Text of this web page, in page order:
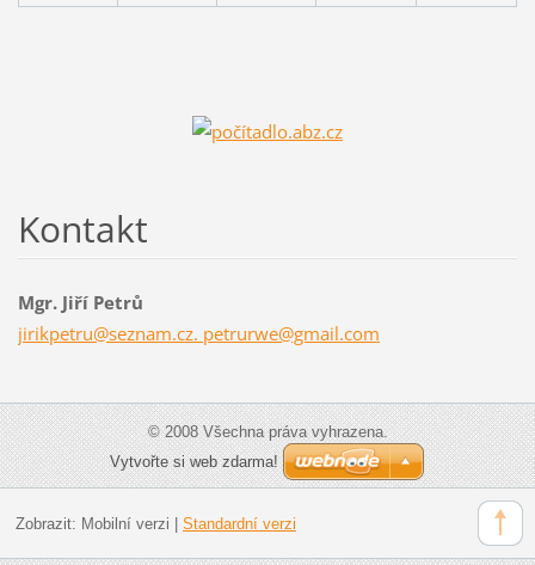
Kontakt
Mgr. Jiří Petrů
jirikpetru@seznam.cz. petrurwe@gmail.com
© 2008 Všechna práva vyhrazena.
Vytvořte si web zdarma!
Zobrazit: Mobilní verzi Standardní verzi